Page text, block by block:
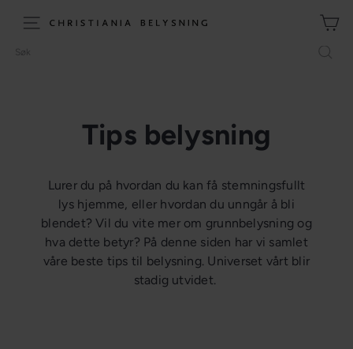
Meny (site navigation)
C
n
a
B
e
Søk
Tips belysning
Lurer du på hvordan du kan få stemningsfullt
lys hjemme, eller hvordan du unngår å bli
blendet? Vil du vite mer om grunnbelysning og
hva dette betyr? På denne siden har vi samlet
våre beste tips til belysning. Universet vårt blir
stadig utvidet.